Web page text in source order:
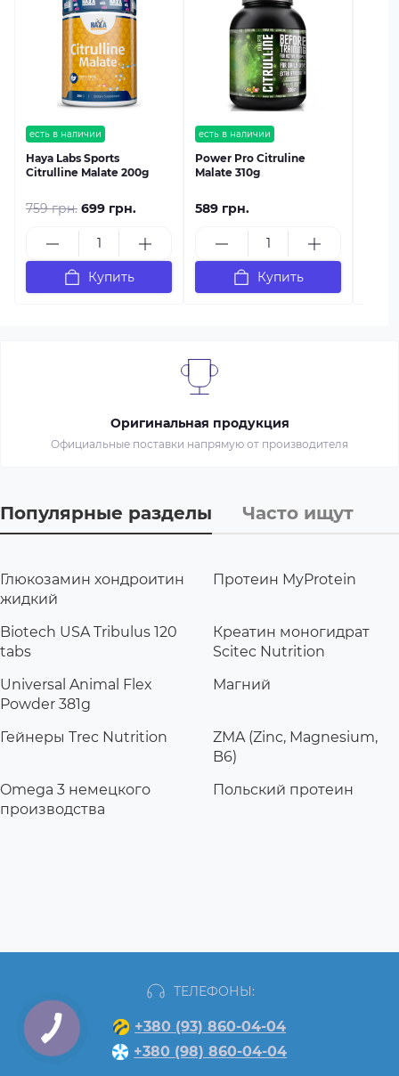
есть в наличии
Haya Labs Sports
Citrulline Malate 200g
759 грн. 699 грн.
Купить
есть в наличии
Power Pro Citruline
Malate 310g
589 грн.
Купить
Оригинальная продукция
Официальные поставки напрямую от производителя
Популярные разделы Часто ищут
Глюкозамин хондроитин
жидкий
Протеин MyProtein
Biotech USA Tribulus 120
tabs
Креатин моногидрат
Scitec Nutrition
Universal Animal Flex
Powder 381g
Магний
Гейнеры Trec Nutrition
ZMA (Zinc, Magnesium,
B6)
Omega 3 немецкого
производства
Польский протеин
ТЕЛЕФОНЫ:
+380 (93) 860-04-04
+380 (98) 860-04-04